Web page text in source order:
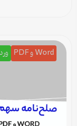
Word و PDF